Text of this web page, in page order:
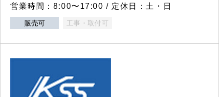
営業時間：8:00〜17:00 / 定休日：土・日
販売可 工事・取付可